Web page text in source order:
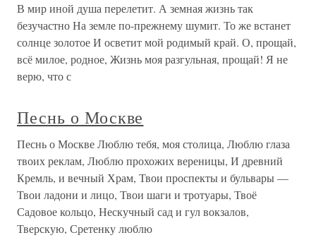
В мир иной душа перелетит. А земная жизнь так
безучастно На земле по-прежнему шумит. То же встанет
солнце золотое И осветит мой родимый край. О, прощай,
всё милое, родное, Жизнь моя разгульная, прощай! Я не
верю, что с
Песнь о Москве
Песнь о Москве Люблю тебя, моя столица, Люблю глаза
твоих реклам, Люблю прохожих вереницы, И древний
Кремль, и вечный Храм, Твои проспекты и бульвары —
Твои ладони и лицо, Твои шаги и тротуары, Твоё
Садовое кольцо, Нескучный сад и гул вокзалов,
Тверскую, Сретенку люблю